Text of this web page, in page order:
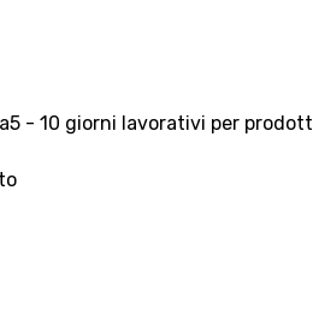
5 - 10 giorni lavorativi per